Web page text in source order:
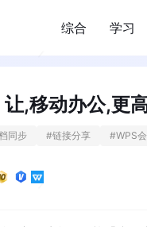
综合 学习
,移动办公,更
同步 #链接分享 #WPS